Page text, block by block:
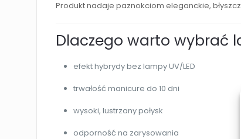
Produkt nadaje paznokciom eleganckie,
Dlaczego warto wybrać
efekt hybrydy bez lampy UV/LED
trwałość manicure do 10 dni
wysoki, lustrzany połysk
odporność na zarysowania